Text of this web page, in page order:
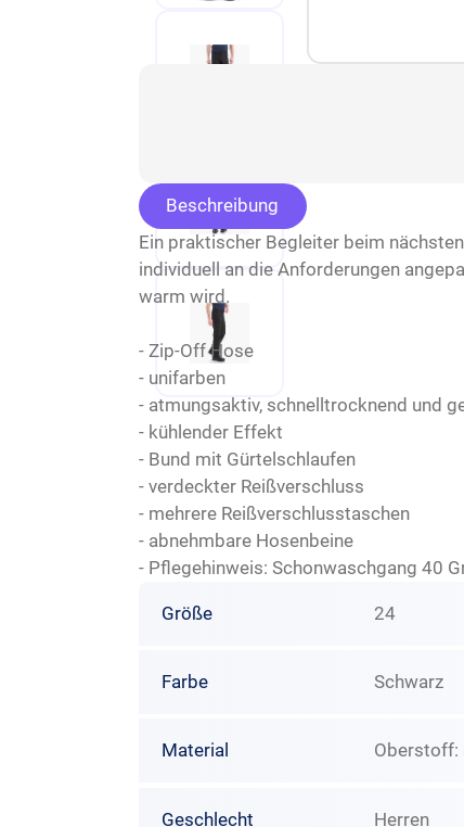
Beschreibung
Ein praktischer Begleiter beim
individuell an die Anforderungen
warm wird.
- Zip-Off Hose
- unifarben
- atmungsaktiv, schnelltrocknend und
- kühlender Effekt
- Bund mit Gürtelschlaufen
- verdeckter Reißverschluss
- mehrere Reißverschlusstaschen
- abnehmbare Hosenbeine
- Pflegehinweis: Schonwaschgang 40
Größe 24
Farbe Schwarz
Material Oberstoff:
Geschlecht Herren